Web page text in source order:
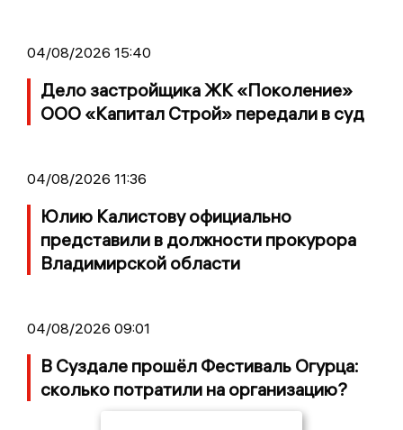
04/08/2026 15:40
Дело застройщика ЖК «Поколение»
ООО «Капитал Строй» передали в суд
04/08/2026 11:36
Юлию Калистову официально
представили в должности прокурора
Владимирской области
04/08/2026 09:01
В Суздале прошёл Фестиваль Огурца:
сколько потратили на организацию?